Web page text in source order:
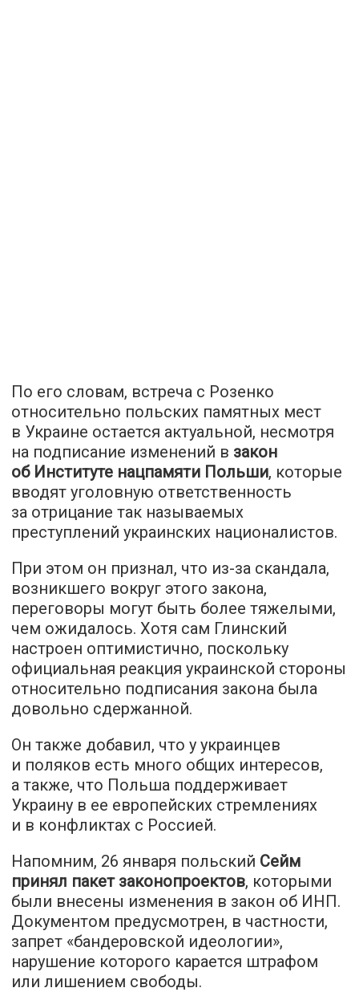
По его словам, встреча с Розенко
относительно польских памятных мест
в Украине остается актуальной, несмотря
на подписание изменений в закон
об Институте нацпамяти Польши, которые
вводят уголовную ответственность
за отрицание так называемых
преступлений украинских националистов.
При этом он признал, что из-за скандала,
возникшего вокруг этого закона,
переговоры могут быть более тяжелыми,
чем ожидалось. Хотя сам Глинский
настроен оптимистично, поскольку
официальная реакция украинской стороны
относительно подписания закона была
довольно сдержанной.
Он также добавил, что у украинцев
и поляков есть много общих интересов,
а также, что Польша поддерживает
Украину в ее европейских стремлениях
и в конфликтах с Россией.
Напомним, 26 января польский Сейм
принял пакет законопроектов, которыми
были внесены изменения в закон об ИНП.
Документом предусмотрен, в частности,
запрет «бандеровской идеологии»,
нарушение которого карается штрафом
или лишением свободы.